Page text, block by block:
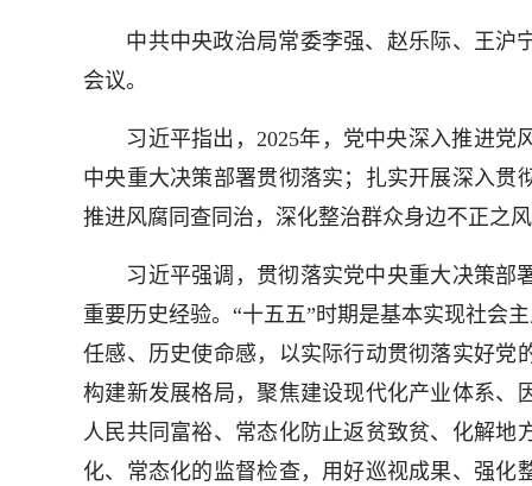
中共中央政治局常委李强、赵乐际、王沪
会议。
习近平指出，2025年，党中央深入推进党
中央重大决策部署贯彻落实；扎实开展深入
推进风腐同查同治，深化整治群众身边不正之
习近平强调，贯彻落实党中央重大决策部
重要历史经验。“十五五”时期是基本实现社会
任感、历史使命感，以实际行动贯彻落实好党
构建新发展格局，聚焦建设现代化产业体系、
人民共同富裕、常态化防止返贫致贫、化解
化、常态化的监督检查，用好巡视成果、强